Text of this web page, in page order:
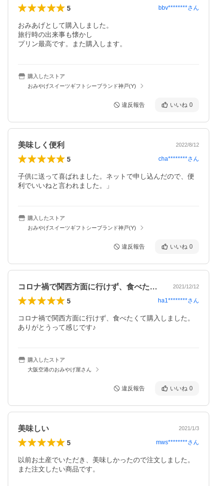
5 bbv********さん
おみあげとして購入しました。
旅行時の出来事も懐かし
プリン最高です。また購入します。
購入したストア
おみやげスイーツギフトシーブランド神戸(Y)
違反報告 いいね 0
美味しく便利 2022/8/12
5 cha********さん
子供に送って喜ばれました。ネットで申し込んだので、便
利でいいねと言われました。」
購入したストア
おみやげスイーツギフトシーブランド神戸(Y)
違反報告 いいね 0
コロナ禍で関西方面に行けず、食べたくて… 2021/12/12
5 ha1********さん
コロナ禍で関西方面に行けず、食べたくて購入しました。
ありがとうって感じです♪
購入したストア
大阪空港のおみやげ屋さん
違反報告 いいね 0
美味しい 2021/1/3
5 mws********さん
以前お土産でいただき、美味しかったので注文しました。
また注文したい商品です。